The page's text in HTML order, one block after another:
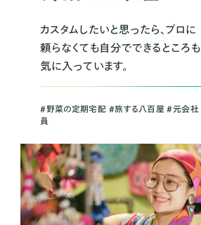
カスタムしたいと思ったら、プロに
頼らなくても自分でできるところも
気に入っています。
＃野菜の定期宅配 ＃旅する八百屋 ＃元会社
員